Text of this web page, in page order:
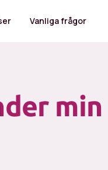
Vanliga frågor
min